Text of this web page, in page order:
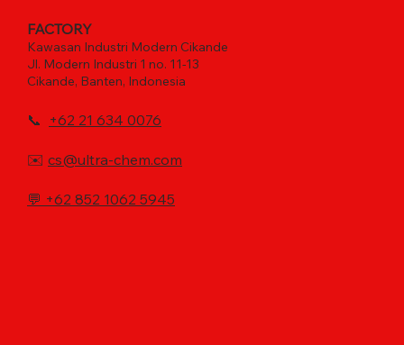
FACTORY
Kawasan Industri Modern Cikande
Jl. Modern Industri 1 no. 11-13
Cikande, Banten, Indonesia
📞 +62 21 634 0076
✉️ cs@ultra-chem.com
💬 +62 852 1062 5945